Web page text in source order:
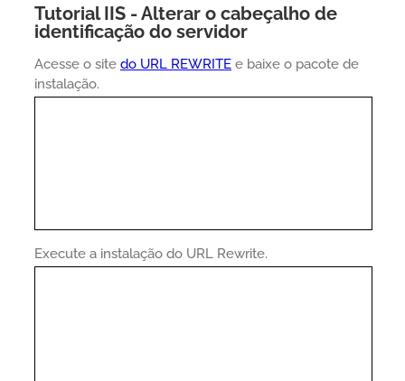
Tutorial IIS - Alterar o cabeçalho de
identificação do servidor
Acesse o site do URL REWRITE e baixe o pacote de
instalação.
Execute a instalação do URL Rewrite.